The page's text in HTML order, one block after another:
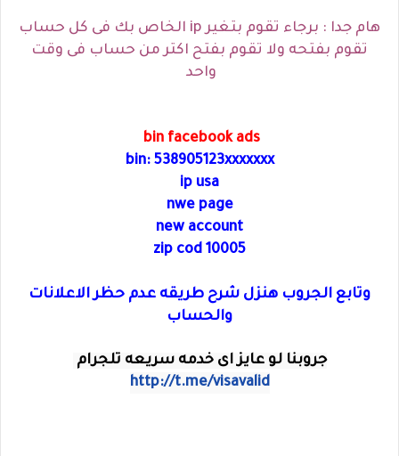
هام جدا : برجاء تقوم بتغير ip الخاص بك فى كل حساب
تقوم بفتحه ولا تقوم بفتح اكتر من حساب فى وقت
واحد
bin facebook ads
bin: 538905123xxxxxxx
ip usa
nwe page
new account
zip cod 10005
وتابع الجروب هنزل شرح طريقه عدم حظر الاعلانات
والحساب
جروبنا لو عايز اى خدمه سريعه تلجرام
http://t.me/visavalid